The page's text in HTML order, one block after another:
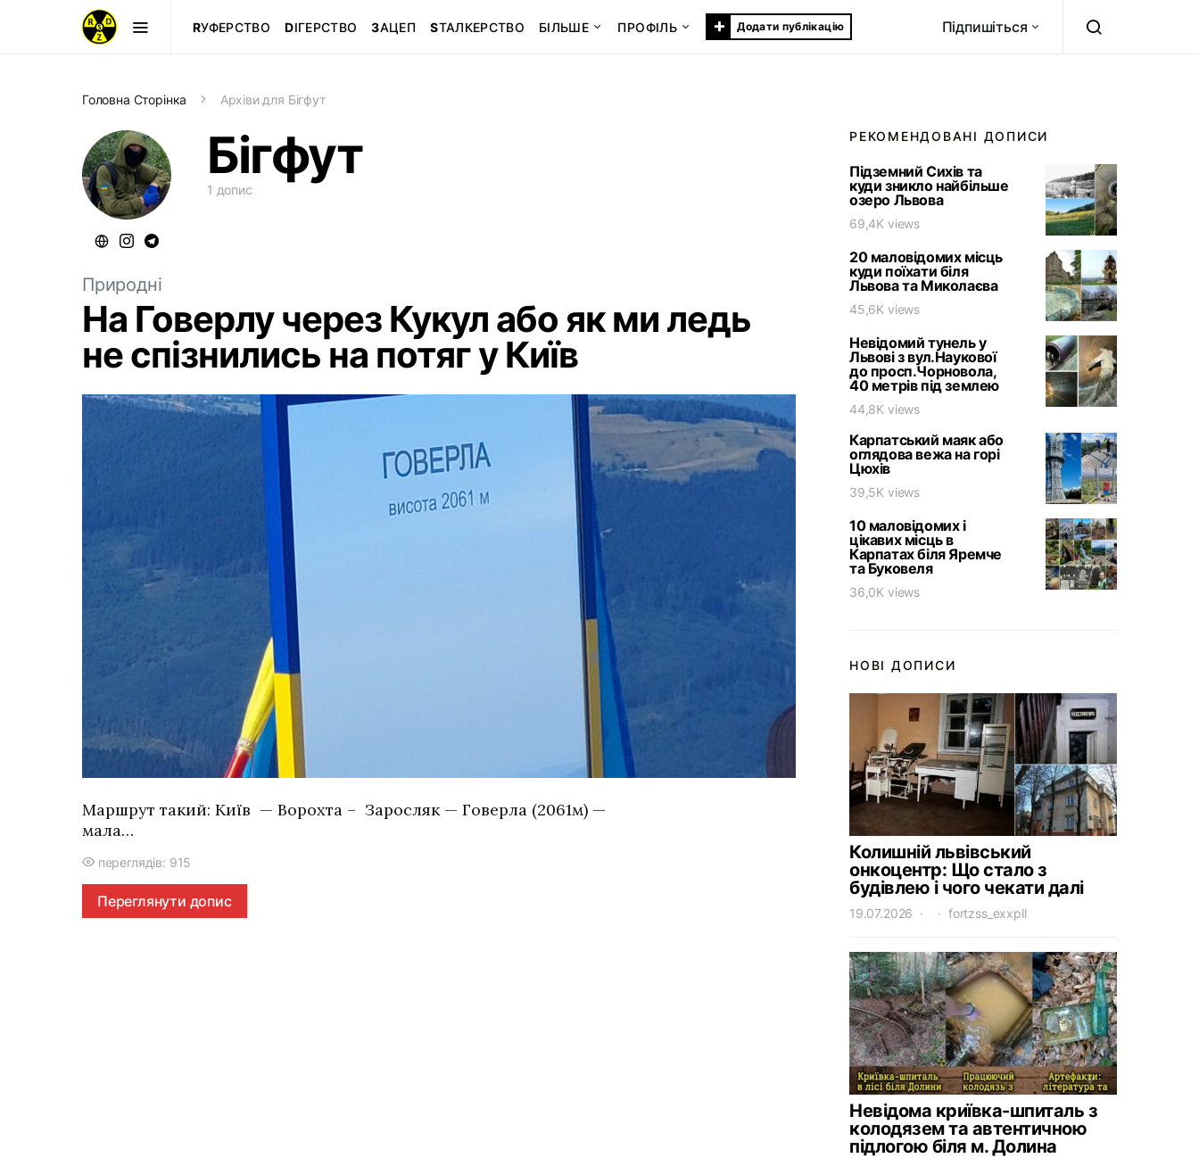
RУФЕРСТВО DІГЕРСТВО ЗАЦЕП SТАЛКЕРСТВО БІЛЬШЕ ПРОФІЛЬ + Додати публікацію Підпишіться
Головна Сторінка Архіви для Бігфут
Бігфут
1 допис
Природні
На Говерлу через Кукул або як ми ледь
не спізнились на потяг у Київ
Маршрут такий: Київ — Ворохта – Заросляк — Говерла (2061м) —
мала…
переглядів: 915
Переглянути допис
РЕКОМЕНДОВАНІ ДОПИСИ
Підземний Сихів та
куди зникло найбільше
озеро Львова
69,4K views
20 маловідомих місць
куди поїхати біля
Львова та Миколаєва
45,6K views
Невідомий тунель у
Львові з вул.Наукової
до просп.Чорновола,
40 метрів під землею
44,8K views
Карпатський маяк або
оглядова вежа на горі
Цюхів
39,5K views
10 маловідомих і
цікавих місць в
Карпатах біля Яремче
та Буковеля
36,0K views
НОВІ ДОПИСИ
Колишній львівський
онкоцентр: Що стало з
будівлею і чого чекати далі
19.07.2026 fortzss_exxpll
Невідома криївка-шпиталь з
колодязем та автентичною
підлогою біля м. Долина